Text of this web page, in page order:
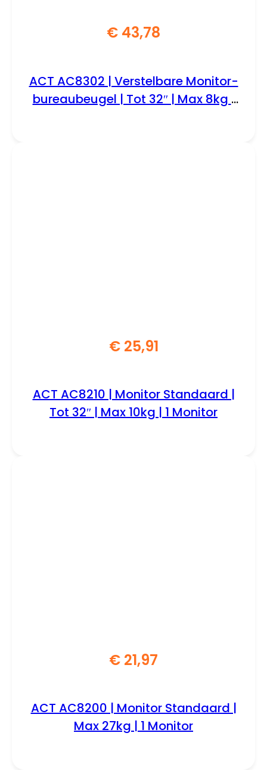
€ 43,78
ACT AC8302 | Verstelbare Monitor-
bureaubeugel | Tot 32″ | Max 8kg |
€25,91
ACT AC8210 | Monitor Standaard |
Tot 32″ | Max 10kg | 1 Monitor
€ 21,97
ACT AC8200 | Monitor Standaard |
Max 27kg | 1 Monitor